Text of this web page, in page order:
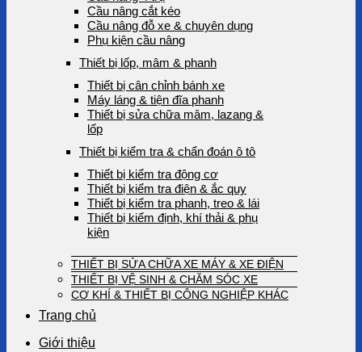
Cầu nâng cắt kéo
Cầu nâng đỗ xe & chuyên dụng
Phụ kiện cầu nâng
Thiết bị lốp, mâm & phanh
Thiết bị cân chỉnh bánh xe
Máy láng & tiện đĩa phanh
Thiết bị sửa chữa mâm, lazang &
lốp
Thiết bị kiểm tra & chẩn đoán ô tô
Thiết bị kiểm tra động cơ
Thiết bị kiểm tra điện & ắc quy
Thiết bị kiểm tra phanh, treo & lái
Thiết bị kiểm định, khí thải & phụ
kiện
THIẾT BỊ SỬA CHỮA XE MÁY & XE ĐIỆN
THIẾT BỊ VỆ SINH & CHĂM SÓC XE
CƠ KHÍ & THIẾT BỊ CÔNG NGHIỆP KHÁC
Trang chủ
Giới thiệu